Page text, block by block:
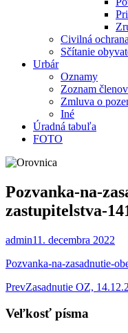
Civilná ochrana
Sčítanie
Urbár
Oznamy
Zoznam
Zmluva o
Iné
Úradná tabuľa
FOTO
Pozvanka-na-
zastupitelstva-
admin11. decembra 2022
Pozvanka-na-zasadnutie-
Post
navigation
PrevZasadnutie OZ,
Veľkosť písma